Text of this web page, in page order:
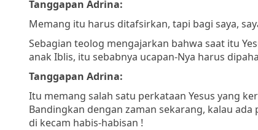
Tanggapan Adrina:
Memang itu harus ditafsirkan, tapi bagi saya,
Sebagian teolog mengajarkan bahwa saat itu
anak Iblis, itu sebabnya ucapan-Nya harus
Tanggapan Adrina:
Itu memang salah satu perkataan Yesus yang
Bandingkan dengan zaman sekarang, kalau
di kecam habis-habisan !